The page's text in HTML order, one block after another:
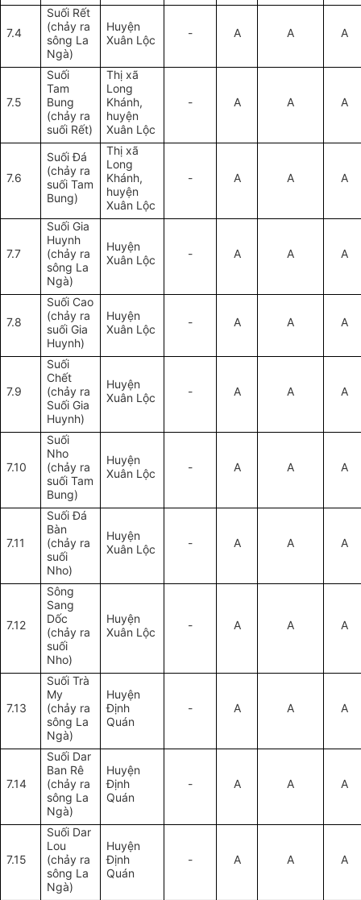
7.4
Suối Rết
(chảy ra
sông La
Ngà)
Huyện
Xuân Lộc
- A A A
7.5
Suối
Tam
Bung
(chảy ra
suối Rết)
Thị xã
Long
Khánh,
huyện
Xuân Lộc
- A A A
7.6
Suối Đá
(chảy ra
suối Tam
Bung)
Thị xã
Long
Khánh,
huyện
Xuân Lộc
- A A A
7.7
Suối Gia
Huynh
(chảy ra
sông La
Ngà)
Huyện
Xuân Lộc
- A A A
7.8
Suối Cao
(chảy ra
suối Gia
Huynh)
Huyện
Xuân Lộc
- A A A
7.9
Suối
Chết
(chảy ra
Suối Gia
Huynh)
Huyện
Xuân Lộc
- A A A
7.10
Suối
Nho
(chảy ra
suối Tam
Bung)
Huyện
Xuân Lộc
- A A A
7.11
Suối Đá
Bàn
(chảy ra
suối
Nho)
Huyện
Xuân Lộc
- A A A
7.12
Sông
Sang
Dốc
(chảy ra
suối
Nho)
Huyện
Xuân Lộc
- A A A
7.13
Suối Trà
My
(chảy ra
sông La
Ngà)
Huyện
Định
Quán
- A A A
7.14
Suối Dar
Ban Rê
(chảy ra
sông La
Ngà)
Huyện
Định
Quán
- A A A
7.15
Suối Dar
Lou
(chảy ra
sông La
Ngà)
Huyện
Định
Quán
- A A A